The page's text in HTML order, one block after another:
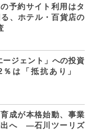
予約サイト利用はタ
、ホテル・百貨店の
ジェント」への投資
％は「抵抗あり」
成が本格始動、事業
出へ ―石川ツーリズ